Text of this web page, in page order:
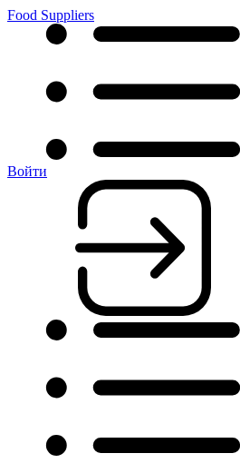
Food Suppliers
Войти